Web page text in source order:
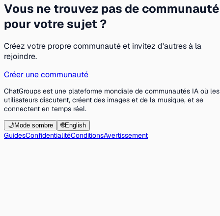
Vous ne trouvez pas de communauté
pour votre sujet ?
Créez votre propre communauté et invitez d'autres à la
rejoindre.
Créer une communauté
ChatGroups est une plateforme mondiale de communautés IA où les
utilisateurs discutent, créent des images et de la musique, et se
connectent en temps réel.
🌙Mode sombre 🌐English
GuidesConfidentialitéConditionsAvertissement